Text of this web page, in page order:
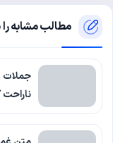
مطالب مشابه را
جملات
ناراحت